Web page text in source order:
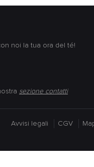
noi la tua ora del té!
sezione contatti
Avvisi legali CGV